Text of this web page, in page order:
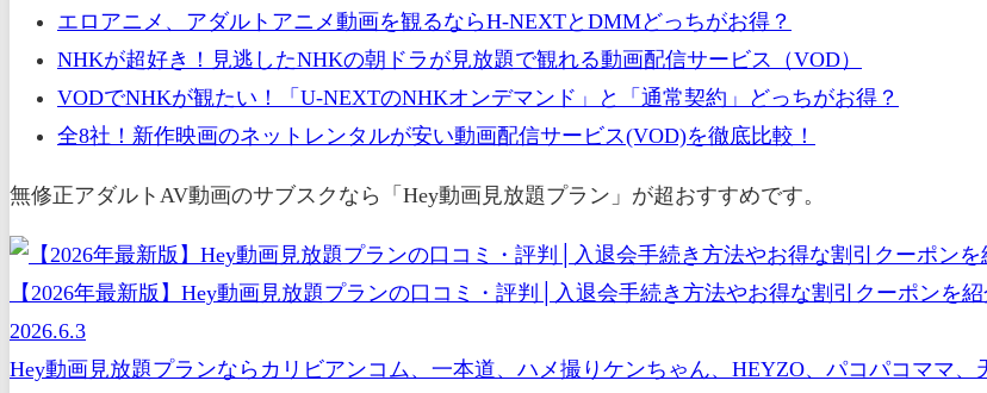
エロアニメ、アダルトアニメ動画を観るならH-NEXTとDMMどっちがお得？
NHKが超好き！見逃したNHKの朝ドラが見放題で観れる動画配信サービス（VOD）
VODでNHKが観たい！「U-NEXTのNHKオンデマンド」と「通常契約」どっちがお得？
全8社！新作映画のネットレンタルが安い動画配信サービス(VOD)を徹底比較！
無修正アダルトAV動画のサブスクなら「Hey動画見放題プラン」が超おすすめです。
【2026年最新版】Hey動画見放題プランの口コミ・評判│入退会手続き方法やお得な割引クーポンを紹
2026.6.3
Hey動画見放題プランならカリビアンコム、一本道、ハメ撮りケンちゃん、HEYZO、パコパコママ